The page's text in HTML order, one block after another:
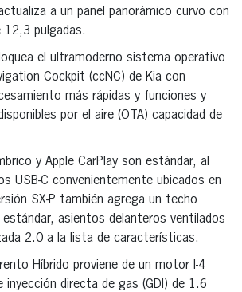
a un panel panorámico curvo con
12,3 pulgadas.
el ultramoderno sistema operativo
Cockpit (ccNC) de Kia con
más rápidas y funciones y
por el aire (OTA) capacidad de
y Apple CarPlay son estándar, al
USB-C convenientemente ubicados en
SX-P también agrega un techo
asientos delanteros ventilados
2.0 a la lista de características.
Híbrido proviene de un motor I-4
inyección directa de gas (GDI) de 1.6